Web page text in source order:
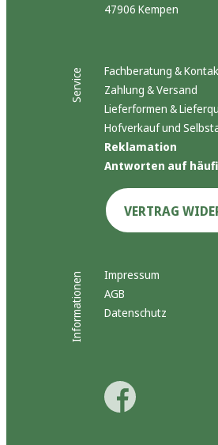
47906 Kempen
Service
Fachberatung &
Zahlung & Versand
Lieferformen &
Hofverkauf und
Reklamation
Antworten auf
VERTRAG
Informationen
Impressum
AGB
Datenschutz